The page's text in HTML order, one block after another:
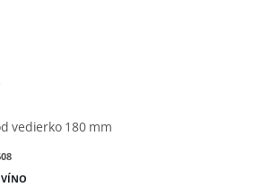
vedierko 180 mm